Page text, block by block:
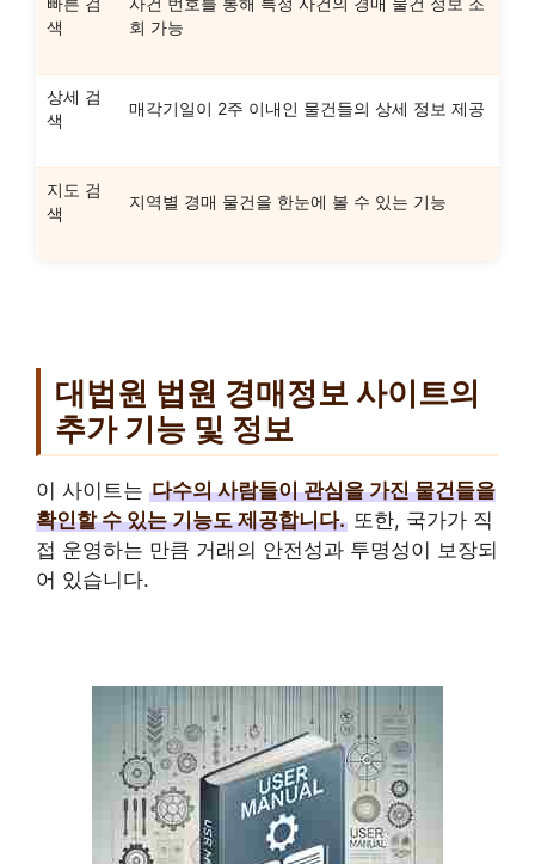
색
회 가능
상세 검
색
매각기일이 2주 이내인 물건들의 상세 정보 제공
지도 검
색
지역별 경매 물건을 한눈에 볼 수 있는 기능
대법원 법원 경매정보 사이트의
추가 기능 및 정보
이 사이트는 다수의 사람들이 관심을 가진 물건들을
확인할 수 있는 기능도 제공합니다. 또한, 국가가 직
접 운영하는 만큼 거래의 안전성과 투명성이 보장되
어 있습니다.